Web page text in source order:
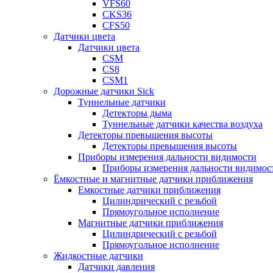
VFS60
CKS36
CFS50
Датчики цвета
Датчики цвета
CSM
CS8
CSM1
Дорожные датчики Sick
Туннельные датчики
Детекторы дыма
Туннельные датчики качества воздуха
Детекторы превышения высоты
Детекторы превышения высоты
Приборы измерения дальности видимости
Приборы измерения дальности
Ёмкостные и магнитные датчики приближения
Емкостные датчики приближения
Цилиндрический с резьбой
Прямоугольное исполнение
Магнитные датчики приближения
Цилиндрический с резьбой
Прямоугольное исполнение
Жидкостные датчики
Датчики давления